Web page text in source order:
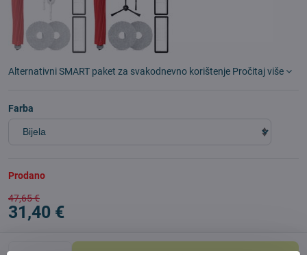
Alternativni SMART paket za svakodnevno korištenje Pročitaj više
Farba
Prodano
47,65 €
31,40 €